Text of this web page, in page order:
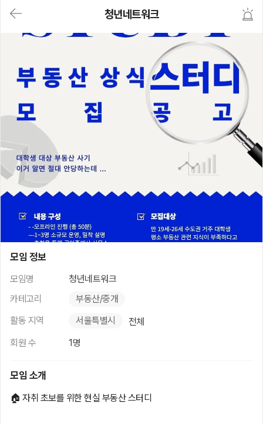
임,
M
Y)
문
청년네트워크
모임 정보
모임명
청년네트워크
카테고리
부동산/중개
활동 지역
서울특별시
전체
회원 수
1명
모임 소개
🏠 자취 초보를 위한 현실 부동산 스터디